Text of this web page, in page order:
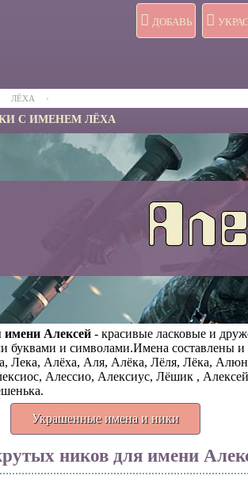
ДОБАВЬ
ЛЁХА
С ИМЕНЕМ ЛЁХА
Алексей - красивые ласковые и
буквами и символами.Имена составлены
Лека, Алёха, Аля, Алёка, Лёля, Лёка,
Алессио, Алексиус, Лёшик ,
Украшенные имена и ники
ников для имени